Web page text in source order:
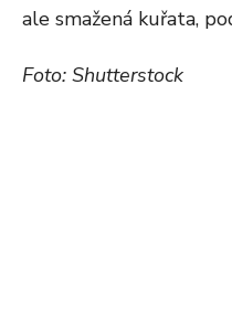
ale smažená kuřata,
Foto: Shutterstock